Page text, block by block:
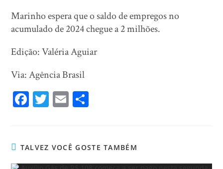
Marinho espera que o saldo de empregos no
acumulado de 2024 chegue a 2 milhões.
Edição: Valéria Aguiar
Via: Agência Brasil
Fa
ok
T
er
E
TALVEZ VOCÊ GOSTE TAMBÉM